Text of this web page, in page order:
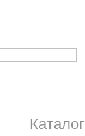
Каталог